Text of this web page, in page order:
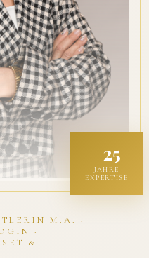
M.A. ·
·
&
+25
JAHRE
EXPERTISE